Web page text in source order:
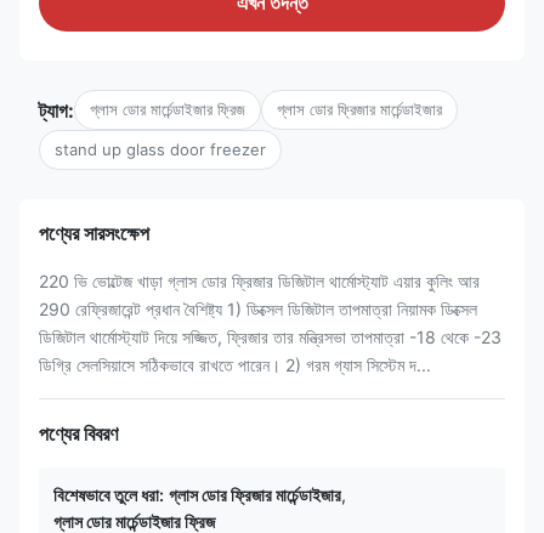
ট্যাগ: গ্লাস ডোর মার্চেন্ডাইজার ফ্রিজ গ্লাস ডোর ফ্রিজার মার্চেন্ডাইজার
stand up glass door freezer
পণ্যের সারসংক্ষেপ
220 ভি ভোল্টেজ খাড়া গ্লাস ডোর ফ্রিজার ডিজিটাল থার্মোস্ট্যাট এয়ার কুলিং আর
290 রেফ্রিজারেন্ট প্রধান বৈশিষ্ট্য 1) ডিক্সেল ডিজিটাল তাপমাত্রা নিয়ামক ডিক্সেল
ডিজিটাল থার্মোস্ট্যাট দিয়ে সজ্জিত, ফ্রিজার তার মন্ত্রিসভা তাপমাত্রা -18 থেকে -23
ডিগ্রি সেলসিয়াসে সঠিকভাবে রাখতে পারেন। 2) গরম গ্যাস সিস্টেম দ...
পণ্যের বিবরণ
বিশেষভাবে তুলে ধরা: গ্লাস ডোর ফ্রিজার মার্চেন্ডাইজার,
গ্লাস ডোর মার্চেন্ডাইজার ফ্রিজ